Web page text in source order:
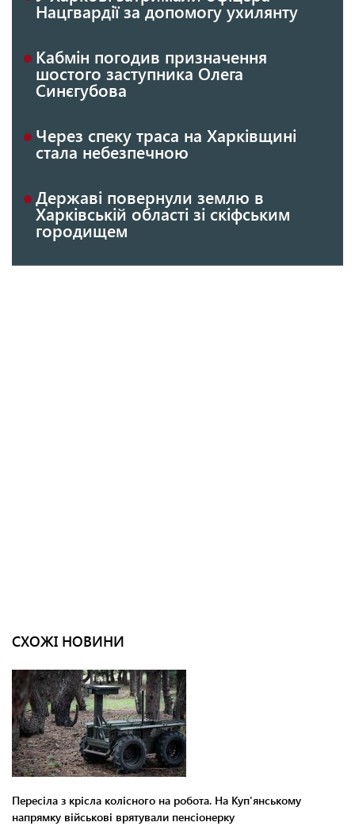
Нацгвардії за допомогу ухилянту
Кабмін погодив призначення
шостого заступника Олега
Синєгубова
Через спеку траса на Харківщині
стала небезпечною
Державі повернули землю в
Харківській області зі скіфським
городищем
СХОЖІ НОВИНИ
Пересіла з крісла колісного на робота. На Куп'янському
напрямку військові врятували пенсіонерку